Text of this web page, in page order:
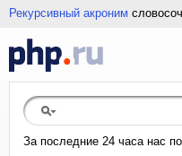
Рекурсивный акроним
За последние 24 часа нас